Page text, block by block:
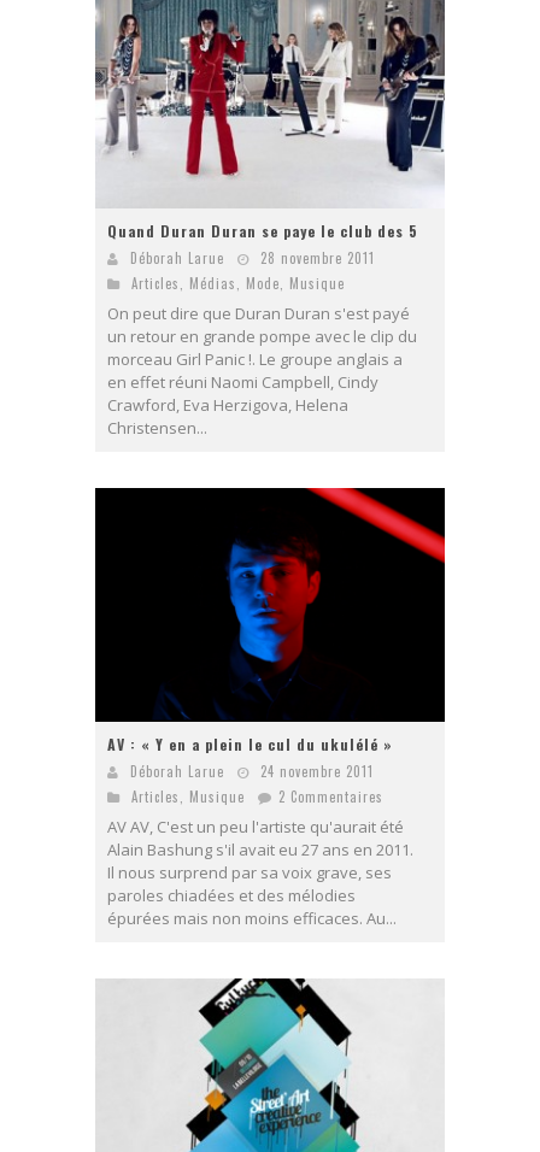
Quand Duran Duran se paye le club des 5
Déborah Larue
28 novembre 2011
Articles, Médias, Mode, Musique
On peut dire que Duran Duran s'est payé
un retour en grande pompe avec le clip du
morceau Girl Panic !. Le groupe anglais a
en effet réuni Naomi Campbell, Cindy
Crawford, Eva Herzigova, Helena
Christensen...
AV : « Y en a plein le cul du ukulélé »
Déborah Larue
24 novembre 2011
Articles
Musique 2 Commentaires
AV AV, C'est un peu l'artiste qu'aurait été
Alain Bashung s'il avait eu 27 ans en 2011.
Il nous surprend par sa voix grave, ses
paroles chiadées et des mélodies
épurées mais non moins efficaces. Au...